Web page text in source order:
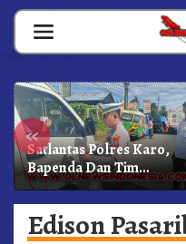
Skip
content
«
Satlantas Polres Karo,
Bapenda Dan Tim
Lainnya Gelar Oprasi
Sadar Pajak Kenderaan
Edison